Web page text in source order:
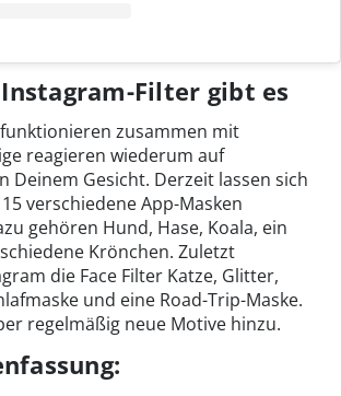
Filter gibt es
zusammen mit
reagieren wiederum auf
Deinem Gesicht. Derzeit lassen sich
verschiedene App-Masken
gehören Hund, Hase, Koala, ein
Krönchen. Zuletzt
die Face Filter Katze, Glitter,
und eine Road-Trip-Maske.
regelmäßig neue Motive hinzu.